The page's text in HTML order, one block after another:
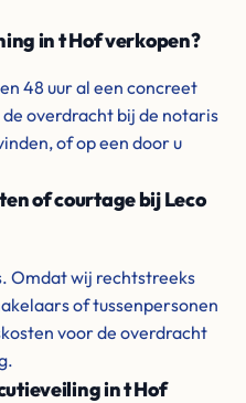
in t Hof verkopen?
48 uur al een concreet
overdracht bij de notaris
of op een door u
of courtage bij Leco
Omdat wij rechtstreeks
of tussenpersonen
voor de overdracht
in t Hof